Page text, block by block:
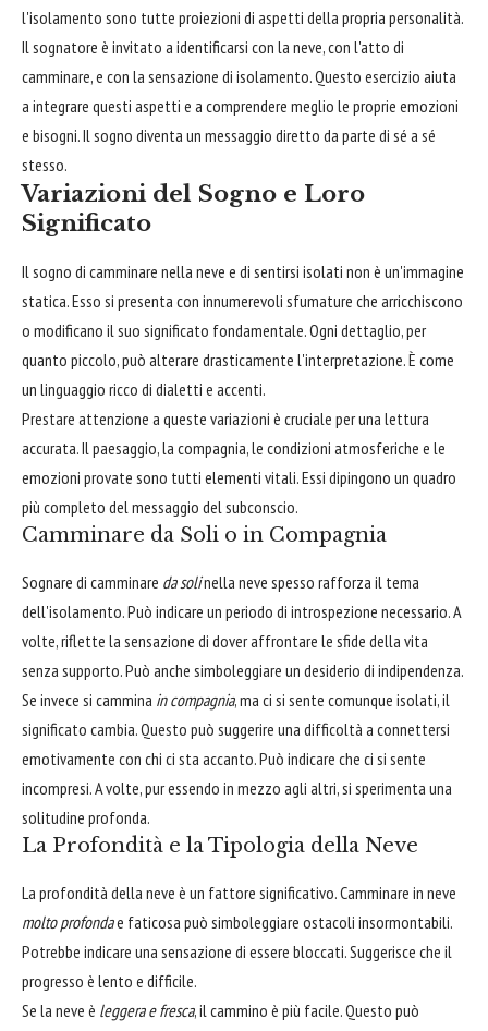
l'isolamento sono tutte proiezioni di aspetti della propria personalità.
Il sognatore è invitato a identificarsi con la neve, con l'atto di
camminare, e con la sensazione di isolamento. Questo esercizio aiuta
a integrare questi aspetti e a comprendere meglio le proprie emozioni
e bisogni. Il sogno diventa un messaggio diretto da parte di sé a sé
stesso.
Variazioni del Sogno e Loro
Significato
Il sogno di camminare nella neve e di sentirsi isolati non è un'immagine
statica. Esso si presenta con innumerevoli sfumature che arricchiscono
o modificano il suo significato fondamentale. Ogni dettaglio, per
quanto piccolo, può alterare drasticamente l'interpretazione. È come
un linguaggio ricco di dialetti e accenti.
Prestare attenzione a queste variazioni è cruciale per una lettura
accurata. Il paesaggio, la compagnia, le condizioni atmosferiche e le
emozioni provate sono tutti elementi vitali. Essi dipingono un quadro
più completo del messaggio del subconscio.
Camminare da Soli o in Compagnia
Sognare di camminare da solinella neve spesso rafforza il tema
dell'isolamento. Può indicare un periodo di introspezione necessario. A
volte, riflette la sensazione di dover affrontare le sfide della vita
senza supporto. Può anche simboleggiare un desiderio di indipendenza.
Se invece si cammina in compagnia, ma ci si sente comunque isolati, il
significato cambia. Questo può suggerire una difficoltà a connettersi
emotivamente con chi ci sta accanto. Può indicare che ci si sente
incompresi. A volte, pur essendo in mezzo agli altri, si sperimenta una
solitudine profonda.
La Profondità e la Tipologia della Neve
La profondità della neve è un fattore significativo. Camminare in neve
molto profondae faticosa può simboleggiare ostacoli insormontabili.
Potrebbe indicare una sensazione di essere bloccati. Suggerisce che il
progresso è lento e difficile.
Se la neve è leggera e fresca, il cammino è più facile. Questo può